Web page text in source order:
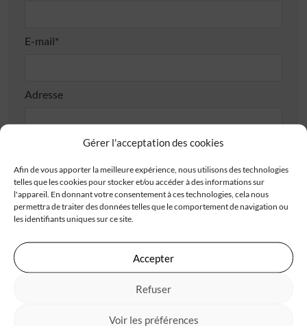
Gérer l'acceptation des cookies
Afin de vous apporter la meilleure expérience, nous utilisons des technologies
telles que les cookies pour stocker et/ou accéder à des informations sur
l'appareil. En donnant votre consentement à ces technologies, cela nous
permettra de traiter des données telles que le comportement de navigation ou
les identifiants uniques sur ce site.
Accepter
Refuser
Voir les préférences
E-mail*
Adresse
Code postal*
Ville*